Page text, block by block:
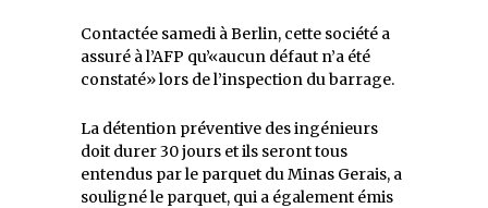
Contactée samedi à Berlin, cette société a
assuré à l’AFP qu’«aucun défaut n’a été
constaté» lors de l’inspection du barrage.
La détention préventive des ingénieurs
doit durer 30 jours et ils seront tous
entendus par le parquet du Minas Gerais, a
souligné le parquet, qui a également émis